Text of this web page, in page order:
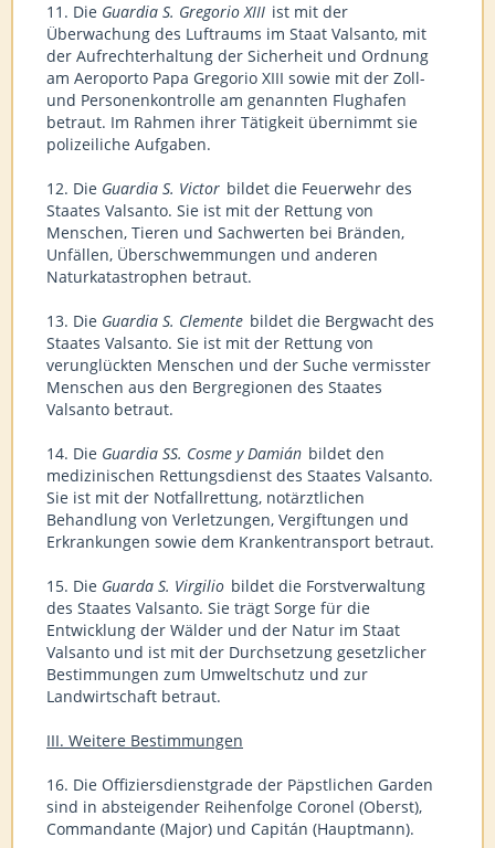
11. Die Guardia S. Gregorio XIII ist mit der
Überwachung des Luftraums im Staat Valsanto, mit
der Aufrechterhaltung der Sicherheit und Ordnung
am Aeroporto Papa Gregorio XIII sowie mit der Zoll-
und Personenkontrolle am genannten Flughafen
betraut. Im Rahmen ihrer Tätigkeit übernimmt sie
polizeiliche Aufgaben.
12. Die Guardia S. Victor bildet die Feuerwehr des
Staates Valsanto. Sie ist mit der Rettung von
Menschen, Tieren und Sachwerten bei Bränden,
Unfällen, Überschwemmungen und anderen
Naturkatastrophen betraut.
13. Die Guardia S. Clemente bildet die Bergwacht des
Staates Valsanto. Sie ist mit der Rettung von
verunglückten Menschen und der Suche vermisster
Menschen aus den Bergregionen des Staates
Valsanto betraut.
14. Die Guardia SS. Cosme y Damián bildet den
medizinischen Rettungsdienst des Staates Valsanto.
Sie ist mit der Notfallrettung, notärztlichen
Behandlung von Verletzungen, Vergiftungen und
Erkrankungen sowie dem Krankentransport betraut.
15. Die Guarda S. Virgilio bildet die Forstverwaltung
des Staates Valsanto. Sie trägt Sorge für die
Entwicklung der Wälder und der Natur im Staat
Valsanto und ist mit der Durchsetzung gesetzlicher
Bestimmungen zum Umweltschutz und zur
Landwirtschaft betraut.
III. Weitere Bestimmungen
16. Die Offiziersdienstgrade der Päpstlichen Garden
sind in absteigender Reihenfolge Coronel (Oberst),
Commandante (Major) und Capitán (Hauptmann).